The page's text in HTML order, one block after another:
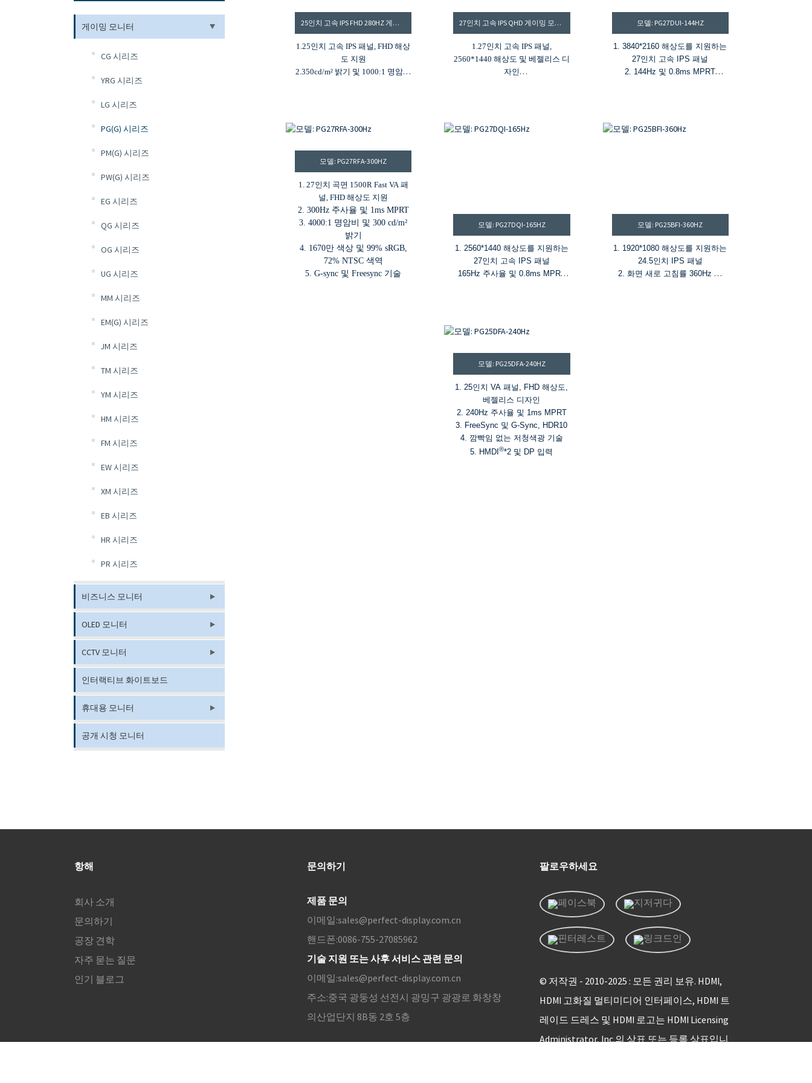
게이밍 모니터
CG 시리즈
YRG 시리즈
LG 시리즈
PG(G) 시리즈
PM(G) 시리즈
PW(G) 시리즈
EG 시리즈
QG 시리즈
OG 시리즈
UG 시리즈
MM 시리즈
EM(G) 시리즈
JM 시리즈
TM 시리즈
YM 시리즈
HM 시리즈
FM 시리즈
EW 시리즈
XM 시리즈
EB 시리즈
HR 시리즈
PR 시리즈
비즈니스 모니터
OLED 모니터
CCTV 모니터
인터랙티브 화이트보드
휴대용 모니터
공개 시청 모니터
25인치 고속 IPS FHD 280HZ 게이밍 모니터
1.25인치 고속 IPS 패널, FHD 해상
도 지원
2.350cd/m² 밝기 및 1000:1 명암비
27인치 고속 IPS QHD 게이밍 모니터
1.27인치 고속 IPS 패널,
2560*1440 해상도 및 베젤리스 디
자인
6. HDR400, 400니트 밝기 및
모델: PG27DUI-144HZ
1. 3840*2160 해상도를 지원하는
27인치 고속 IPS 패널
2. 144Hz 및 0.8ms MPRT
®
모델: PG27RFA-300HZ
1. 27인치 곡면 1500R Fast VA 패
널, FHD 해상도 지원
2. 300Hz 주사율 및 1ms MPRT
3. 4000:1 명암비 및 300 cd/m²
밝기
4. 1670만 색상 및 99% sRGB,
72% NTSC 색역
5. G-sync 및 Freesync 기술
모델: PG27DQI-165HZ
1. 2560*1440 해상도를 지원하는
27인치 고속 IPS 패널
165Hz 주사율 및 0.8ms MPRT
HDMI
HDR400, 400cd/m² 밝기 및
1000:1 명암비
모델: PG25BFI-360HZ
1. 1920*1080 해상도를 지원하는
24.5인치 IPS 패널
2. 화면 새로 고침률 360Hz 및
모델: PG25DFA-240HZ
1. 25인치 VA 패널, FHD 해상도,
베젤리스 디자인
2. 240Hz 주사율 및 1ms MPRT
3. FreeSync 및 G-Sync, HDR10
4. 깜빡임 없는 저청색광 기술
5. HMDI®*2 및 DP 입력
항해
회사 소개
문의하기
공장 견학
자주 묻는 질문
인기 블로그
문의하기
제품 문의
이메일:sales@perfect-display.com.cn
핸드폰:0086-755-27085962
기술 지원 또는 사후 서비스 관련 문의
이메일:sales@perfect-display.com.cn
주소:중국 광둥성 선전시 광밍구 광광로 화창창
의산업단지 8B동 2호 5층
팔로우하세요
© 저작권 - 2010-2025 : 모든 권리 보유. HDMI,
HDMI 고화질 멀티미디어 인터페이스, HDMI 트
레이드 드레스 및 HDMI 로고는 HDMI Licensing
Administrator, Inc.의 상표 또는 등록 상표입니